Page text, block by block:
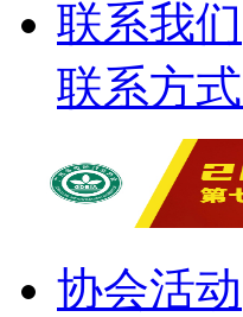
联系我们
联系方式
协会活动